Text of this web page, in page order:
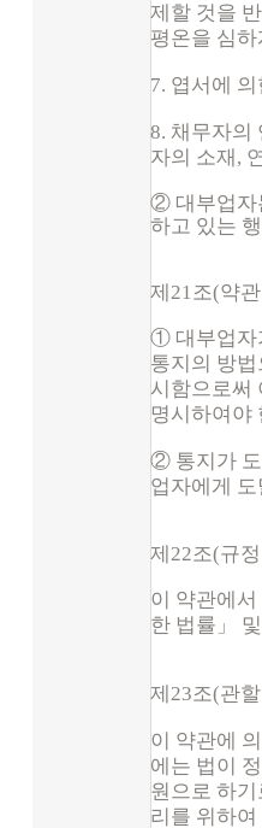
제할 것을
평온을 심
7. 엽서에
8. 채무자의
자의 소재,
② 대부업자
하고 있는
제21조(약
① 대부업자
통지의 방
시함으로써
명시하여야
② 통지가 도
업자에게
제22조(규
이 약관에
한 법률」
제23조(관
이 약관에
에는 법이
원으로 하
리를 위하